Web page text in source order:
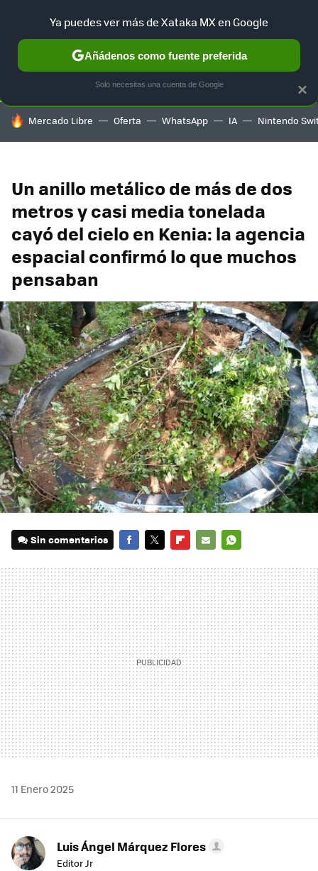
SELECCIÓN GAMING HOME AUTO TERRITORIO
HOY SE HABLA DE
Mercado Libre Oferta WhatsApp IA Nintendo
Un anillo metálico de más de dos
metros y casi media tonelada
cayó del cielo en Kenia: la agencia
espacial confirmó lo que muchos
pensaban
Sin comentarios
MAIL
11 Enero 2025
Luis Ángel Márquez Flores
Editor Jr
×
Ya puedes ver más de Xataka MX en Google
Añádenos como fuente preferida
Solo necesitas una cuenta de Google